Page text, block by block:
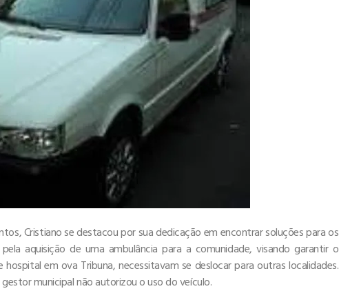
Cristiano se destacou por sua dedicação em encontrar soluções para os
aquisição de uma ambulância para a comunidade, visando garantir o
em ova Tribuna, necessitavam se deslocar para outras localidades.
municipal não autorizou o uso do veículo.